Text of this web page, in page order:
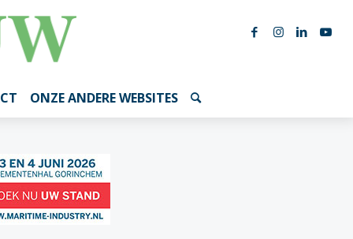
ONZE ANDERE WEBSITES